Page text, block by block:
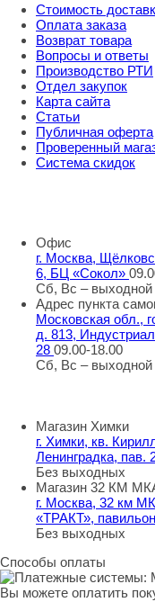
Стоимость
Оплата заказа
Возврат товара
Вопросы и ответы
Производство РТИ
Отдел закупок
Карта сайта
Статьи
Публичная оферта
Проверенный
Система скидок
Офис
г. Москва,
6, БЦ «Сокол»
Сб, Вс – выходной
Адрес пункта
Московская обл.,
д. 813,
28 09.00-18.00
Сб, Вс – выходной
Магазин Химки
г. Химки, кв.
Ленинградка, пав.
Без выходных
Магазин 32 КМ
г. Москва, 32 км
«ТРАКТ»,
Без выходных
Способы оплаты
Вы можете оплатить